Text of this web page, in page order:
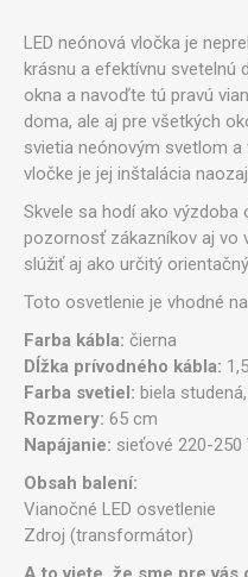
LED neónová vločka je
krásnu a efektívnu svetelnú
okna a navoďte tú pravú
doma, ale aj pre všetkých
svietia neónovým svetlom
vločke je jej inštalácia
Skvele sa hodí ako výzdoba
pozornosť zákazníkov aj vo
slúžiť aj ako určitý
Toto osvetlenie je vhodné
Farba kábla: čierna
Dĺžka prívodného kábla:
Farba svetiel: biela
Rozmery: 65 cm
Napájanie: sieťové 220-250
Obsah balení:
Vianočné LED osvetlenie
Zdroj (transformátor)